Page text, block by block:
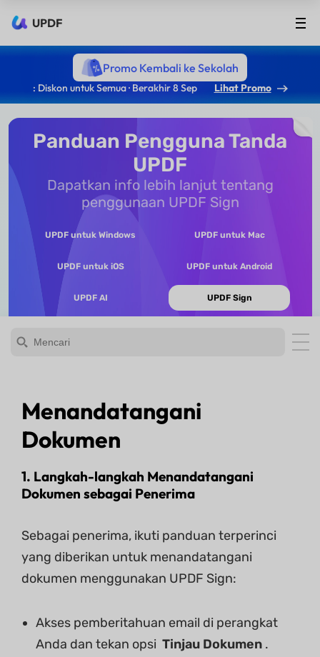
UPDF
Promo Kembali ke Sekolah
: Diskon untuk Semua · Berakhir 8 Sep Lihat Promo
Panduan Pengguna Tanda
UPDF
Dapatkan info lebih lanjut tentang
penggunaan UPDF Sign
UPDF untuk Windows UPDF untuk Mac
UPDF untuk iOS UPDF untuk Android
UPDF AI UPDF Sign
Menandatangani
Dokumen
1. Langkah-langkah Menandatangani
Dokumen sebagai Penerima
Sebagai penerima, ikuti panduan terperinci
yang diberikan untuk menandatangani
dokumen menggunakan UPDF Sign:
Akses pemberitahuan email di perangkat
Anda dan tekan opsi Tinjau Dokumen .